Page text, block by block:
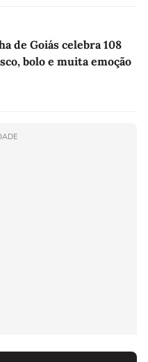
de Goiás celebra 108
bolo e muita emoção